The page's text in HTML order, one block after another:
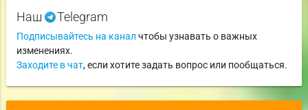
Наш Telegram
Подписывайтесь на канал чтобы узнавать о важных
изменениях.
Заходите в чат, если хотите задать вопрос или пообщаться.